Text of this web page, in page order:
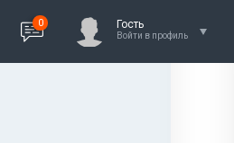
0 Гость
Войти в профиль